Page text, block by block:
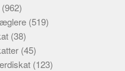
(962)
(519)
(38)
(45)
(123)